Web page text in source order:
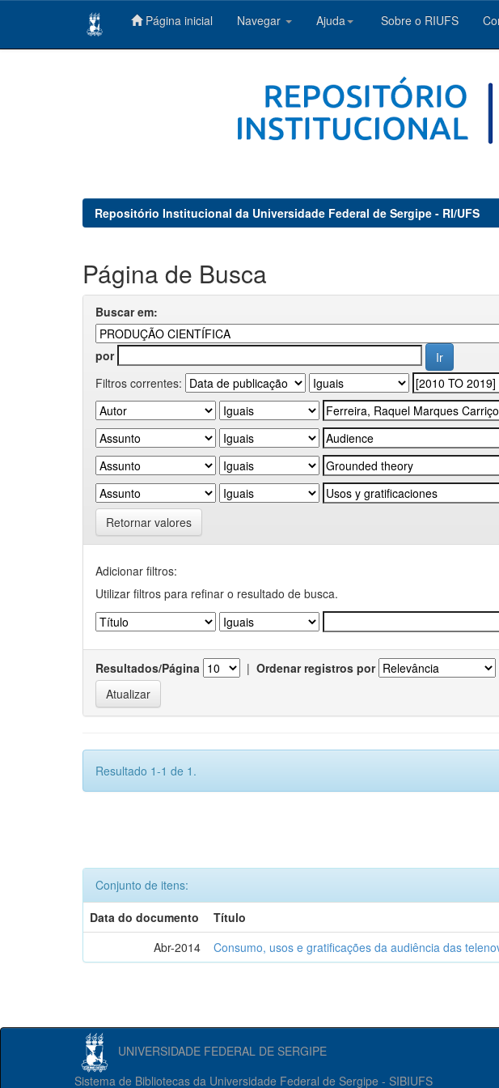
Página inicial Navegar Ajuda Sobre o RIUFS
Repositório Institucional da Universidade Federal de Sergipe - RI/UFS
Página de Busca
Buscar em:
por
Filtros correntes:
Retornar valores
Adicionar filtros:
Utilizar filtros para refinar o resultado de busca.
Resultados/Página | Ordenar registros por
Resultado 1-1 de 1.
Conjunto de itens:
Data do documento
Título
Abr-2014
Consumo, usos e gratificações da audiência das
UNIVERSIDADE FEDERAL DE SERGIPE
Sistema de Bibliotecas da Universidade Federal de Sergipe - SIBIUFS